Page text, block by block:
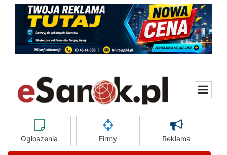
Ogłoszenia Firmy Reklama